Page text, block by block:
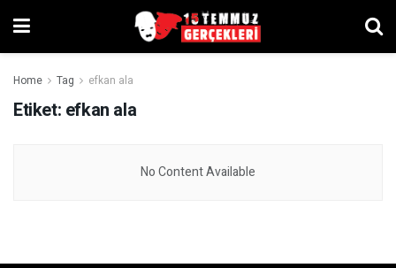
Home Tag efkan ala
Etiket: efkan ala
No Content Available